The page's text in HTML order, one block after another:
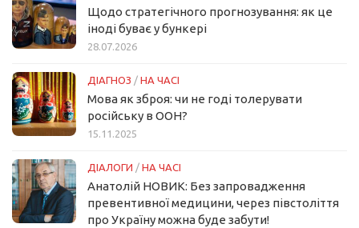
Щодо стратегічного прогнозування: як це
іноді буває у бункері
28.07.2026
ДІАГНОЗ / НА ЧАСІ
Мова як зброя: чи не годі толерувати
російську в ООН?
15.11.2025
ДІАЛОГИ / НА ЧАСІ
Анатолій НОВИК: Без запровадження
превентивної медицини, через півстоліття
про Україну можна буде забути!